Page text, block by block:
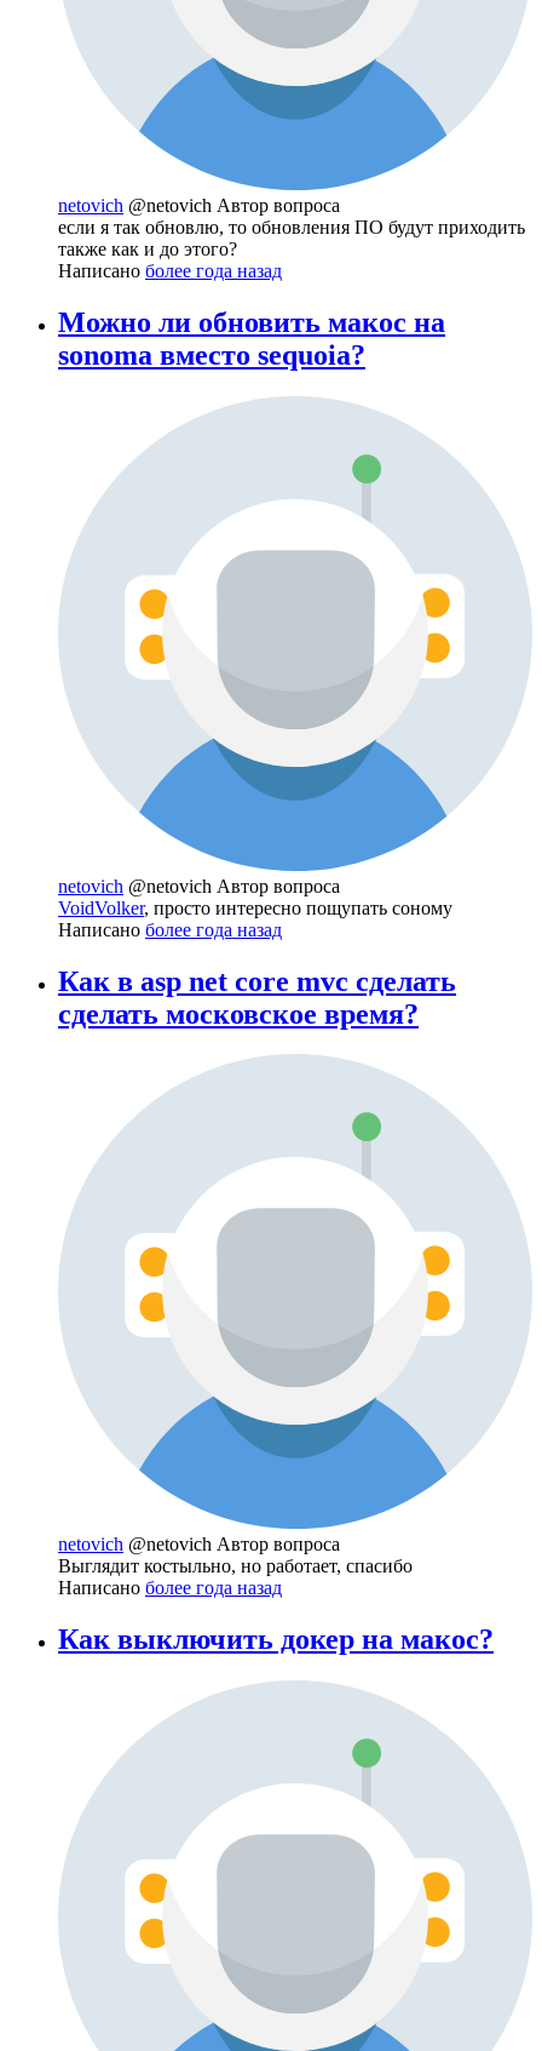
netovich @netovich Автор вопроса
если я так обновлю, то обновления ПО будут приходить
также как и до этого?
Написано более года назад
Можно ли обновить макос на
sonoma вместо sequoia?
netovich @netovich Автор вопроса
VoidVolker, просто интересно пощупать соному
Написано более года назад
Как в asp net core mvc сделать
сделать московское время?
netovich @netovich Автор вопроса
Выглядит костыльно, но работает, спасибо
Написано более года назад
Как выключить докер на макос?